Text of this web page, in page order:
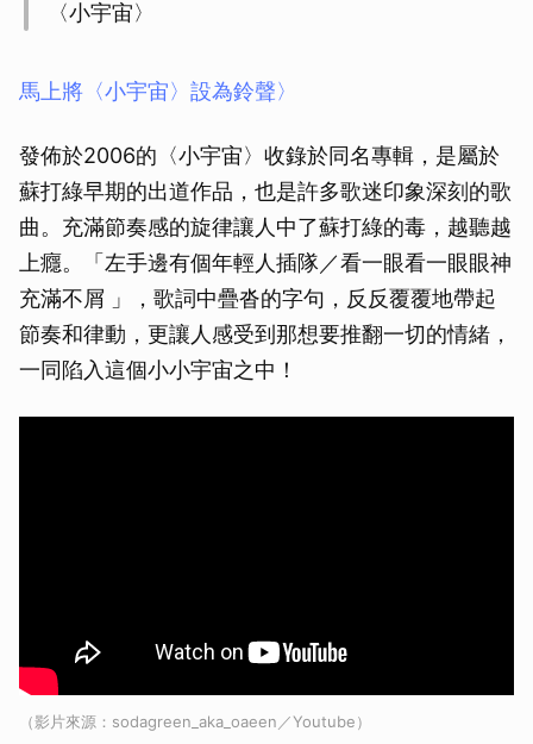
〈小宇宙〉
馬上將〈小宇宙〉設為鈴聲〉
發佈於2006的〈小宇宙〉收錄於同名專輯，是屬於
蘇打綠早期的出道作品，也是許多歌迷印象深刻的歌
曲。充滿節奏感的旋律讓人中了蘇打綠的毒，越聽越
上癮。「左手邊有個年輕人插隊／看一眼看一眼眼神
充滿不屑 」，歌詞中疊沓的字句，反反覆覆地帶起
節奏和律動，更讓人感受到那想要推翻一切的情緒，
一同陷入這個小小宇宙之中！
（影片來源：sodagreen_aka_oaeen／Youtube）
取消